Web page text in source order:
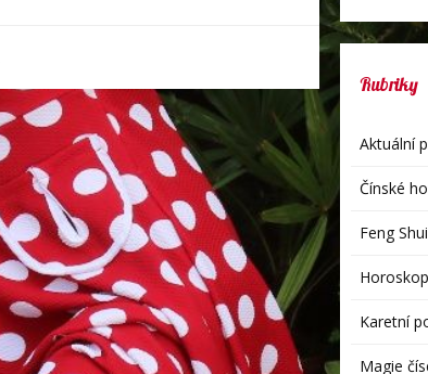
Rubriky
Aktuální
Čínské
Feng Shui
Karetní
Magie